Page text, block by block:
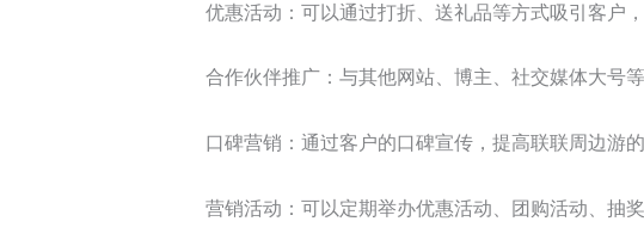
优惠活动：可以通过打折、送礼品等方式吸引客户
合作伙伴推广：与其他网站、博主、社交媒体大号
口碑营销：通过客户的口碑宣传，提高联联周边游
营销活动：可以定期举办优惠活动、团购活动、抽